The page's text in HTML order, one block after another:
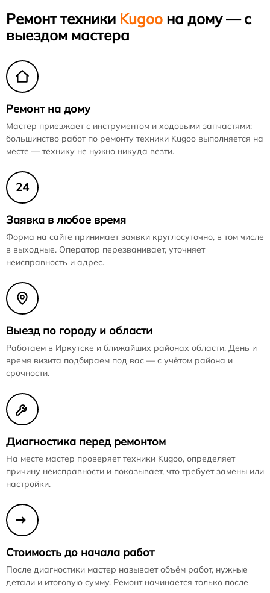
Ремонт техники Kugoo на дому — с
выездом мастера
Ремонт на дому
Мастер приезжает с инструментом и ходовыми запчастями:
большинство работ по ремонту техники Kugoo выполняется на
месте — технику не нужно никуда везти.
24
Заявка в любое время
Форма на сайте принимает заявки круглосуточно, в том числе
в выходные. Оператор перезванивает, уточняет
неисправность и адрес.
Выезд по городу и области
Работаем в Иркутске и ближайших районах области. День и
время визита подбираем под вас — с учётом района и
срочности.
Диагностика перед ремонтом
На месте мастер проверяет техники Kugoo, определяет
причину неисправности и показывает, что требует замены или
настройки.
Стоимость до начала работ
После диагностики мастер называет объём работ, нужные
детали и итоговую сумму. Ремонт начинается только после